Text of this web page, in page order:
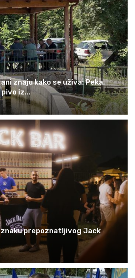
znaju kako se uživa: Peka,
iz...
prepoznatljivog Jack